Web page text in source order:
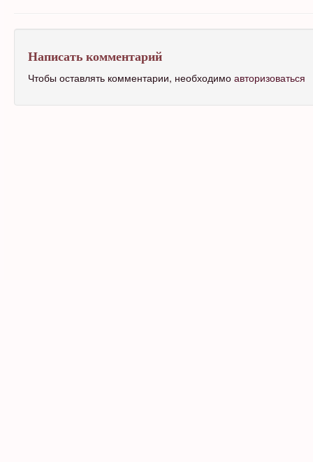
Написать комментарий
Чтобы оставлять комментарии, необходимо авторизоваться